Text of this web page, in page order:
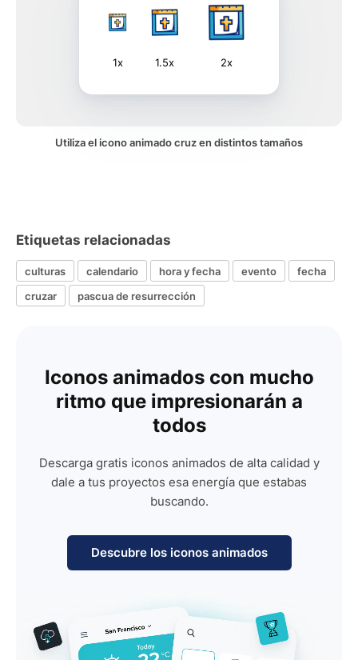
1x 1.5x 2x
Utiliza el icono animado cruz en distintos tamaños
Etiquetas relacionadas
culturas calendario hora y fecha evento
fecha
cruzar
pascua de resurrección
Iconos animados con mucho
ritmo que impresionarán a
todos
Descarga gratis iconos animados de alta calidad y
dale a tus proyectos esa energía que estabas
buscando.
Descubre los iconos animados